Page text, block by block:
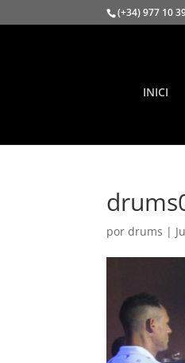
(+34) 977 10
INICI
pordrums |